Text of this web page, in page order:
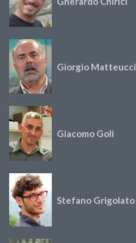
Giorgio Matteucci
Giacomo Goli
Stefano Grigolato